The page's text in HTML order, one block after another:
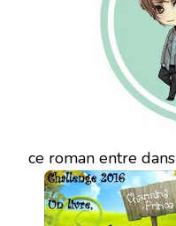
ce roman entre